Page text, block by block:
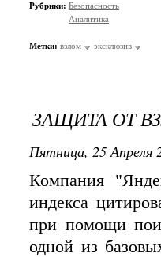
Рубрики: Безопасность
Аналитика
Метки: взлом эксклюзив
ЗАЩИТА ОТ
Пятница, 25 Апреля
Компания
индекса
при помощи
одной из